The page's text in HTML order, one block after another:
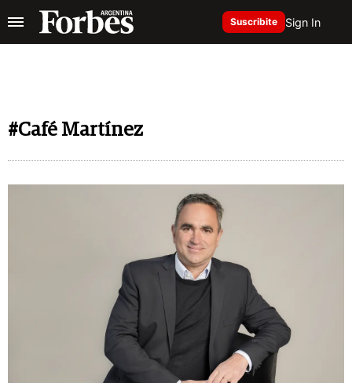
Suscribite Sign In
#Café Martínez